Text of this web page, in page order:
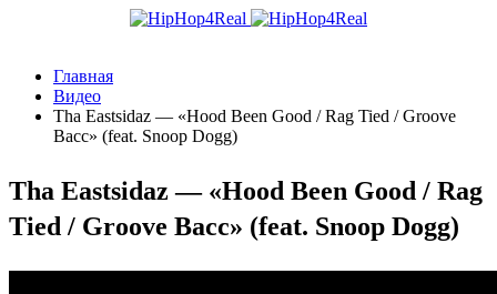
Главная
Видео
Tha Eastsidaz — «Hood Been Good / Rag Tied / Groove
Bacc» (feat. Snoop Dogg)
Tha Eastsidaz — «Hood Been Good / Rag
Tied / Groove Bacc» (feat. Snoop Dogg)